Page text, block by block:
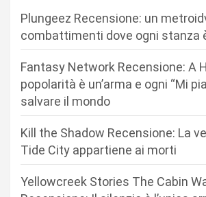
Plungeez Recensione: un
combattimenti dove ogni stanza
Fantasy Network Recensione: A
popolarità è un’arma e ogni “Mi
salvare il mondo
Kill the Shadow Recensione: La
Tide City appartiene ai morti
Yellowcreek Stories The Cabin